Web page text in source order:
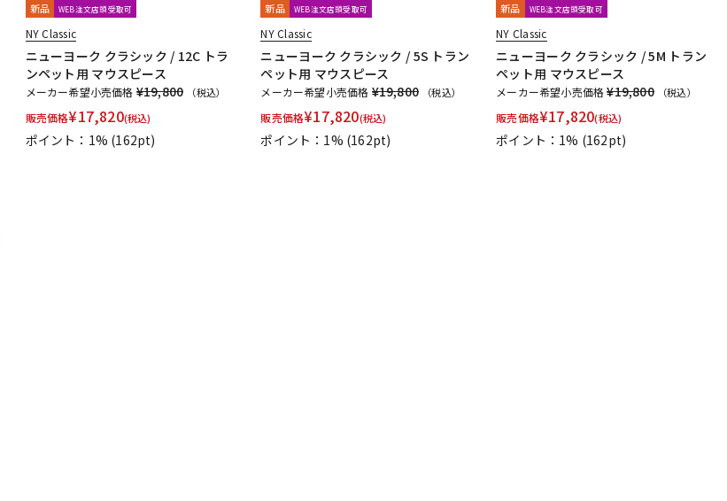
新品 WEB注文店頭受取可
NY Classic
ニューヨーク クラシック / 12C トラ
ンペット用 マウスピース
メーカー希望小売価格 ¥19,800 （税込）
販売価格¥17,820(税込)
ポイント：1% (162pt)
新品 WEB注文店頭受取可
NY Classic
ニューヨーク クラシック / 5S トラン
ペット用 マウスピース
メーカー希望小売価格 ¥19,800 （税込）
販売価格¥17,820(税込)
ポイント：1% (162pt)
新品 WEB注文店頭受取可
NY Classic
ニューヨーク クラシック / 5M トラン
ペット用 マウスピース
メーカー希望小売価格¥19,800 （税込）
販売価格¥17,820(税込)
ポイント：1% (162pt)